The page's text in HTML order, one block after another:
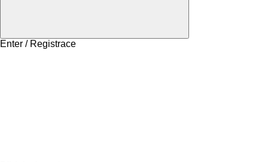
Enter / Registrace